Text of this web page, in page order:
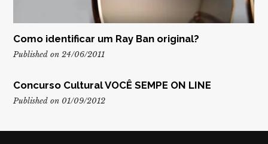
Como identificar um Ray Ban original?
Published on 24/06/2011
Concurso Cultural VOCÊ SEMPE ON LINE
Published on 01/09/2012